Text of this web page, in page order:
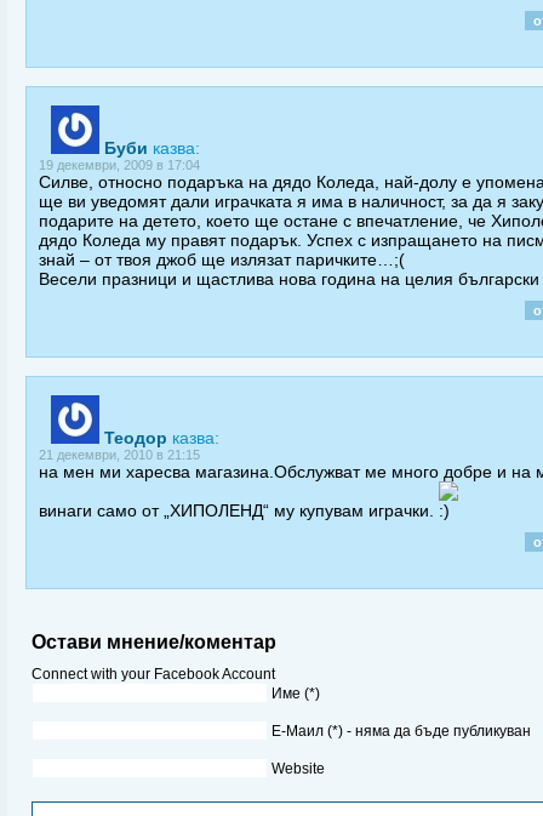
Буби казва:
19 декември, 2009 в 17:04
Силве, относно подаръка на дядо Коледа, най-долу е
ще ви уведомят дали играчката я има в наличност, за да я
подарите на детето, което ще остане с впечатление, че
дядо Коледа му правят подарък. Успех с изпращането на
знай – от твоя джоб ще излязат паричките…;(
Весели празници и щастлива нова година на целия
Теодор казва:
21 декември, 2010 в 21:15
на мен ми харесва магазина.Обслужват ме много добре и на
винаги само от „ХИПОЛЕНД“ му купувам играчки.
Остави мнение/коментар
Connect with your Facebook Account
Име (*)
Е-Маил (*) - няма да бъде публикуван
Website